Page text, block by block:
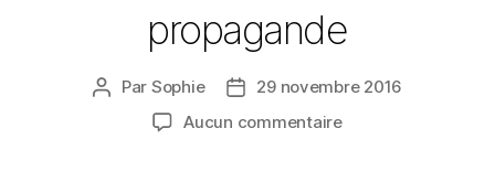
propagande
Auteur
Par Sophie
Date29 novembre 2016
Aucun commentairesur